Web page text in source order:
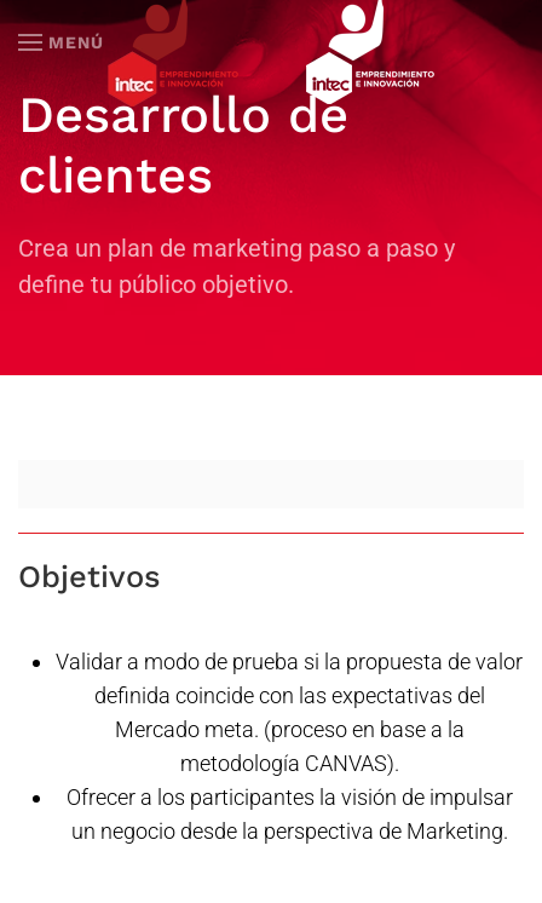
Skip to main content
MENÚ
Desarrollo de
clientes
Crea un plan de marketing paso a paso y
define tu público objetivo.
Objetivos
Validar a modo de prueba si la propuesta de valor
definida coincide con las expectativas del
Mercado meta. (proceso en base a la
metodología CANVAS).
Ofrecer a los participantes la visión de impulsar
un negocio desde la perspectiva de Marketing.